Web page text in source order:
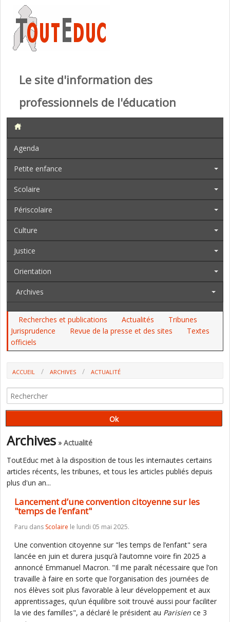
Le site d'information des
professionnels de l'éducation
Agenda
Petite enfance
Scolaire
Périscolaire
Culture
Justice
Orientation
Archives
Recherches et publications Actualités
Tribunes
Jurisprudence
Revue de la presse et des sites
Textes
officiels
ACCUEIL ARCHIVES
ACTUALITÉ
L’ENFANT"
Archives » Actualité
ToutEduc met à la disposition de tous les internautes certains
articles récents, les tribunes, et tous les articles publiés depuis
plus d'un an...
Lancement d’une convention citoyenne sur les
"temps de l’enfant"
Paru dans Scolaire le lundi 05 mai 2025.
Une convention citoyenne sur "les temps de l’enfant" sera
lancée en juin et durera jusqu’à l’automne voire fin 2025 a
annoncé Emmanuel Macron. "Il me paraît nécessaire que l’on
travaille à faire en sorte que l’organisation des journées de
nos élèves soit plus favorable à leur développement et aux
apprentissages, qu’un équilibre soit trouvé aussi pour faciliter
la vie des familles", a déclaré le président au Parisien ce 3